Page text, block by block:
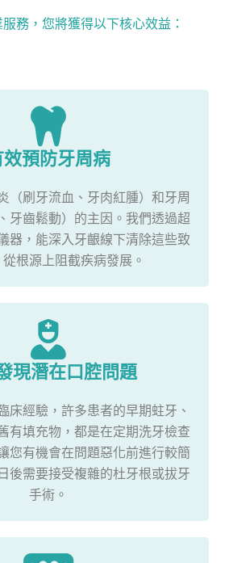
務，您將獲得以下核心效益：
效預防牙周病
（刷牙流血、牙肉紅腫）和牙周
牙齒鬆動）的主因。我們透過超
器，能深入牙齦線下清除這些致
根源上阻截疾病發展。
現潛在口腔問題
床經驗，許多患者的早期蛀牙、
有填充物，都是在定期洗牙檢查
您有機會在問題惡化前進行較簡
後需要接受複雜的杜牙根或拔牙
手術。